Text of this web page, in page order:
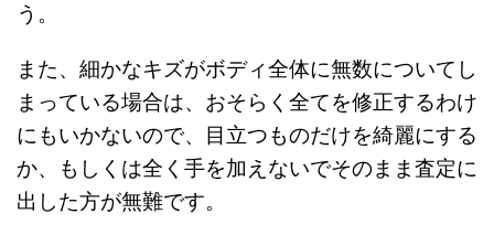
う。
また、細かなキズがボディ全体に無数についてし
まっている場合は、おそらく全てを修正するわけ
にもいかないので、目立つものだけを綺麗にする
か、もしくは全く手を加えないでそのまま査定に
出した方が無難です。